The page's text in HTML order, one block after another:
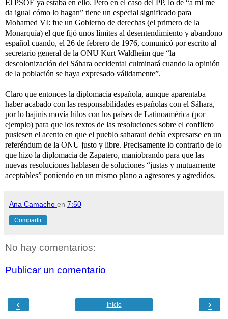
El PSOE ya estaba en ello. Pero en el caso del PP, lo de “a mi me
da igual cómo lo hagan” tiene un especial significado para
Mohamed VI: fue un Gobierno de derechas (el primero de la
Monarquía) el que fijó unos límites al desentendimiento y abandono
español cuando, el 26 de febrero de 1976, comunicó por escrito al
secretario general de la ONU Kurt Waldheim que “la
descolonización del Sáhara occidental culminará cuando la opinión
de la población se haya expresado válidamente”.
Claro que entonces la diplomacia española, aunque aparentaba
haber acabado con las responsabilidades españolas con el Sáhara,
por lo bajinis movía hilos con los países de Latinoamérica (por
ejemplo) para que los textos de las resoluciones sobre el conflicto
pusiesen el acento en que el pueblo saharaui debía expresarse en un
referéndum de la ONU justo y libre. Precisamente lo contrario de lo
que hizo la diplomacia de Zapatero, maniobrando para que las
nuevas resoluciones hablasen de soluciones “justas y mutuamente
aceptables” poniendo en un mismo plano a agresores y agredidos.
Ana Camacho en 7:50
Compartir
No hay comentarios:
Publicar un comentario
‹ ›
Inicio